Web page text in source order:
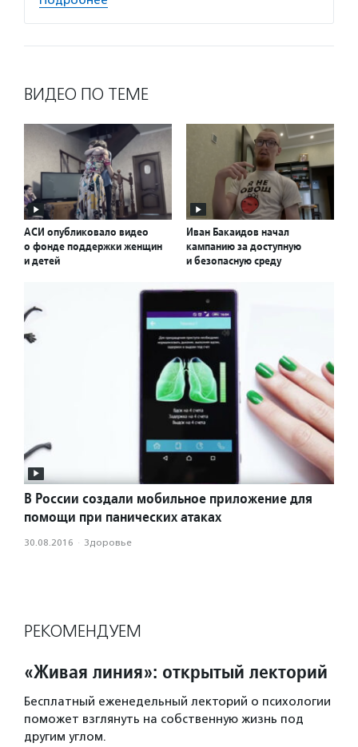
ВИДЕО ПО ТЕМЕ
АСИ опубликовало видео
о фонде поддержки женщин
и детей
Иван Бакаидов начал
кампанию за доступную
и безопасную среду
В России создали мобильное приложение для
помощи при панических атаках
30.08.2016 · Здоровье
РЕКОМЕНДУЕМ
«Живая линия»: открытый лекторий
Бесплатный еженедельный лекторий о психологии
поможет взглянуть на собственную жизнь под
другим углом.